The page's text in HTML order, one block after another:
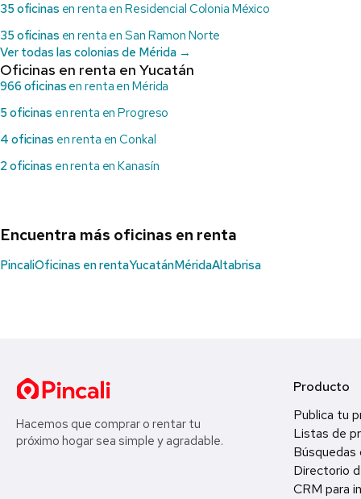
35 oficinas en renta en Residencial Colonia México
35 oficinas en renta en San Ramon Norte
Ver todas las colonias de Mérida →
Oficinas en renta en Yucatán
966 oficinas en renta en Mérida
5 oficinas en renta en Progreso
4 oficinas en renta en Conkal
2 oficinas en renta en Kanasín
Encuentra más oficinas en renta
PincaliOficinas en rentaYucatánMéridaAltabrisa
Hacemos que comprar o rentar tu
próximo hogar sea simple y agradable.
Producto
Publica tu
Listas de
Búsquedas
Directorio
CRM para